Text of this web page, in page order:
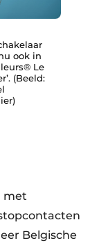
nu ook in
Le
(Beeld:
met
Belgische